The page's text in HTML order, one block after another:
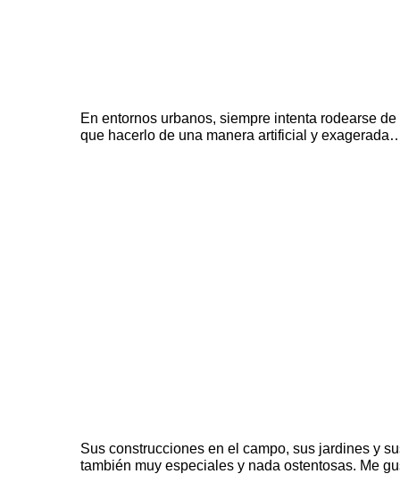
En entornos urbanos, siempre intenta rodearse
que hacerlo de una manera artificial y
Sus construcciones en el campo, sus jardines y
también muy especiales y nada ostentosas. Me